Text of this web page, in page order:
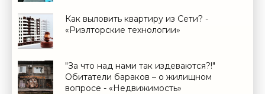
Как выловить квартиру из Сети? -
«Риэлторские технологии»
"За что над нами так издеваются?!"
Обитатели бараков – о жилищном
вопросе - «Недвижимость»